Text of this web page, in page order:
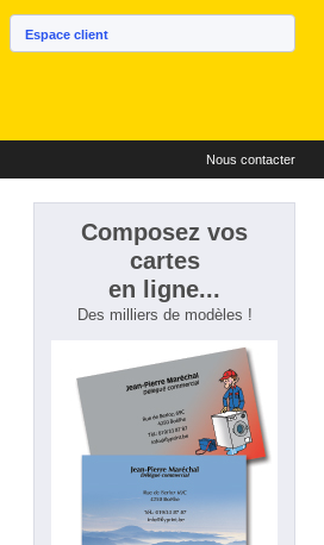
Espace client
Nous contacter
Composez vos
cartes
en ligne...
Des milliers de modèles !